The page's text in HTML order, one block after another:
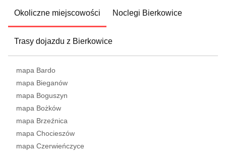
Okoliczne miejscowości Noclegi Bierkowice
Trasy dojazdu z Bierkowice
mapa Bardo
mapa Bieganów
mapa Boguszyn
mapa Bożków
mapa Brzeźnica
mapa Chocieszów
mapa Czerwieńczyce